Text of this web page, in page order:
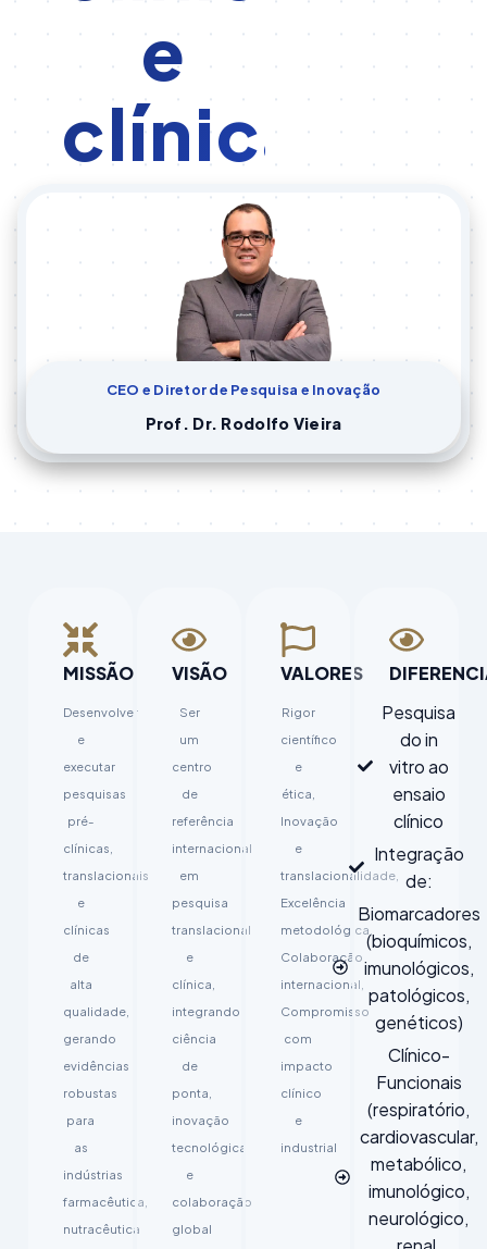
e
clínica
CEO e Diretor de Pesquisa e Inovação
Prof. Dr. Rodolfo Vieira
MISSÃO
Desenvolver
e
executar
pesquisas
pré-
clínicas,
translacionais
e
clínicas
de
alta
qualidade,
gerando
evidências
robustas
para
as
indústrias
farmacêutica,
nutracêutica
VISÃO
Ser
um
centro
de
referência
internacional
em
pesquisa
translacional
e
clínica,
integrando
ciência
de
ponta,
inovação
tecnológica
e
colaboração
global
VALORES
Rigor
científico
e
ética,
Inovação
e
translacionalidade,
Excelência
metodológica,
Colaboração
internacional,
Compromisso
com
impacto
clínico
e
industrial
Pesquisa
do in
vitro ao
ensaio
clínico
Integração
de:
Biomarcadores
(bioquímicos,
imunológicos,
patológicos,
genéticos)
Clínico-
Funcionais
(respiratório,
cardiovascular,
metabólico,
imunológico,
neurológico,